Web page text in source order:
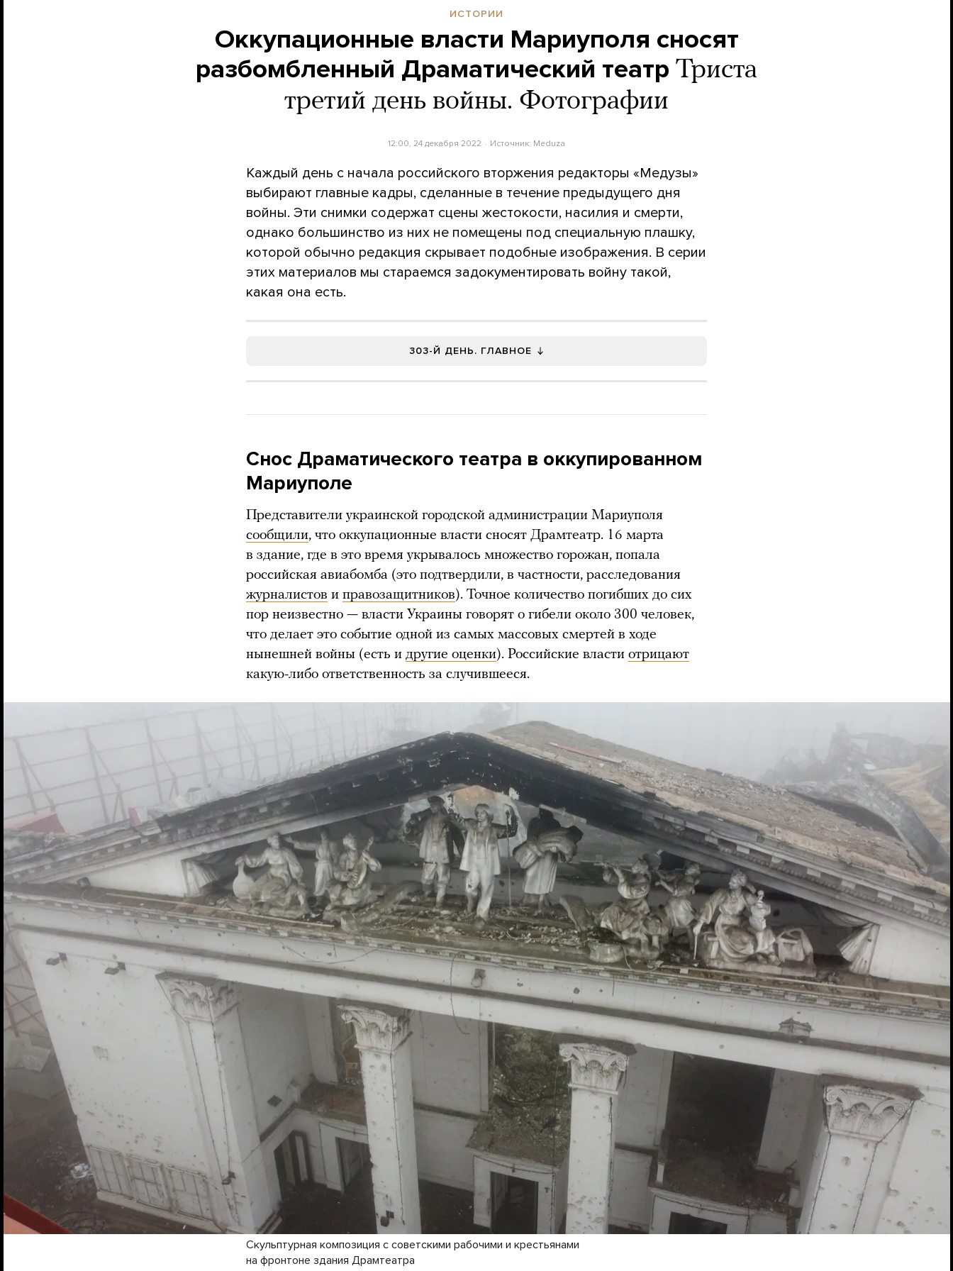
ИСТОРИИ
Оккупационные власти Мариуполя сносят
разбомбленный Драматический театр Триста
третий день войны. Фотографии
12:00, 24 декабря 2022 Источник: Meduza
Каждый день с начала российского вторжения редакторы «Медузы»
выбирают главные кадры, сделанные в течение предыдущего дня
войны. Эти снимки содержат сцены жестокости, насилия и смерти,
однако большинство из них не помещены под специальную плашку,
которой обычно редакция скрывает подобные изображения. В серии
этих материалов мы стараемся задокументировать войну такой,
какая она есть.
303-Й ДЕНЬ. ГЛАВНОЕ
Снос Драматического театра в оккупированном
Мариуполе
Представители украинской городской администрации Мариуполя
сообщили, что оккупационные власти сносят Драмтеатр. 16 марта
в здание, где в это время укрывалось множество горожан, попала
российская авиабомба (это подтвердили, в частности, расследования
журналистов и правозащитников). Точное количество погибших до сих
пор неизвестно — власти Украины говорят о гибели около 300 человек,
что делает это событие одной из самых массовых смертей в ходе
нынешней войны (есть и другие оценки). Российские власти отрицают
какую-либо ответственность за случившееся.
Скульптурная композиция с советскими рабочими и крестьянами
на фронтоне здания Драмтеатра